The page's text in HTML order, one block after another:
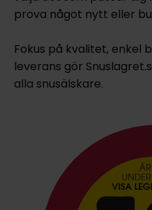
prova något nytt eller
Fokus på kvalitet, enkel
leverans gör
alla snusälskare.